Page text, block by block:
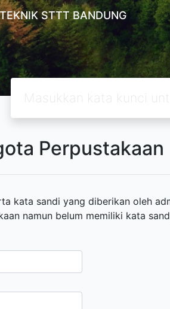
STTT BANDUNG
Perpustakaan
kata sandi yang diberikan oleh
namun belum memiliki kata